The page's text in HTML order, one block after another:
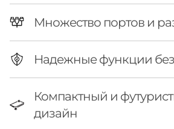
p
d
a
Множество портов и
Надежные функции
Компактный и
дизайн